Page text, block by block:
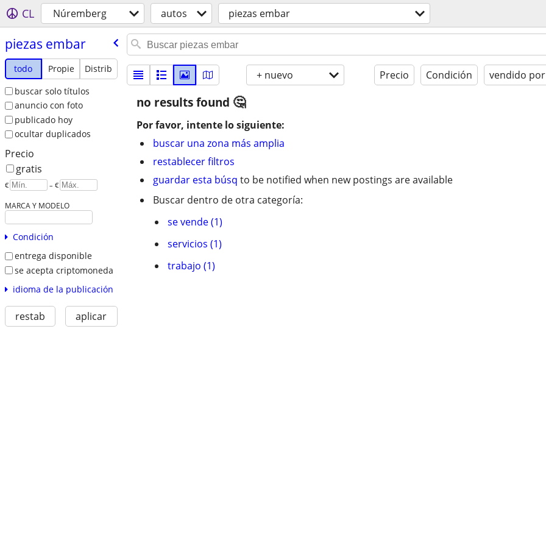
CL Núremberg autos piezas embar
piezas embar
todo Propie
Distrib
buscar solo títulos
anuncio con foto
publicado hoy
ocultar duplicados
Precio
gratis
€ – €
MARCA Y MODELO
Condición
entrega disponible
se acepta criptomoneda
idioma de la publicación
restab aplicar
+ nuevo Precio Condición vendido por
no results found
Por favor, intente lo siguiente:
buscar una zona más amplia
restablecer filtros
guardar esta búsq to be notified when new postings are available
Buscar dentro de otra categoría:
se vende (1)
servicios (1)
trabajo (1)